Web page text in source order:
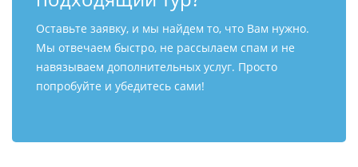
Оставьте заявку, и мы найдем то, что Вам нужно.
Мы отвечаем быстро, не рассылаем спам и не
навязываем дополнительных услуг. Просто
попробуйте и убедитесь сами!